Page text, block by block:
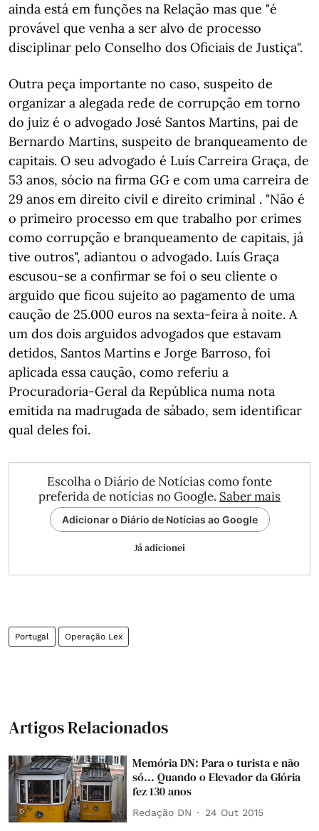
ainda está em funções na Relação mas que "é
provável que venha a ser alvo de processo
disciplinar pelo Conselho dos Oficiais de Justiça".
Outra peça importante no caso, suspeito de
organizar a alegada rede de corrupção em torno
do juiz é o advogado José Santos Martins, pai de
Bernardo Martins, suspeito de branqueamento de
capitais. O seu advogado é Luís Carreira Graça, de
53 anos, sócio na firma GG e com uma carreira de
29 anos em direito civil e direito criminal . "Não é
o primeiro processo em que trabalho por crimes
como corrupção e branqueamento de capitais, já
tive outros", adiantou o advogado. Luís Graça
escusou-se a confirmar se foi o seu cliente o
arguido que ficou sujeito ao pagamento de uma
caução de 25.000 euros na sexta-feira à noite. A
um dos dois arguidos advogados que estavam
detidos, Santos Martins e Jorge Barroso, foi
aplicada essa caução, como referiu a
Procuradoria-Geral da República numa nota
emitida na madrugada de sábado, sem identificar
qual deles foi.
Escolha o Diário de Notícias como fonte
preferida de notícias no Google. Saber mais
Adicionar o Diário de Notícias ao Google
Já adicionei
Portugal Operação Lex
Artigos Relacionados
Memória DN: Para o turista e não
só... Quando o Elevador da Glória
fez 130 anos
Redação DN 24 Out 2015